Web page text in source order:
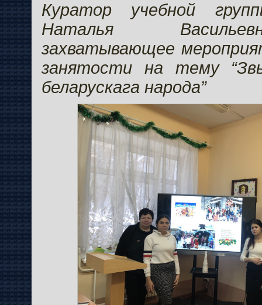
Куратор учебной
Наталья
захватывающее
занятости на тему
беларускага народа”